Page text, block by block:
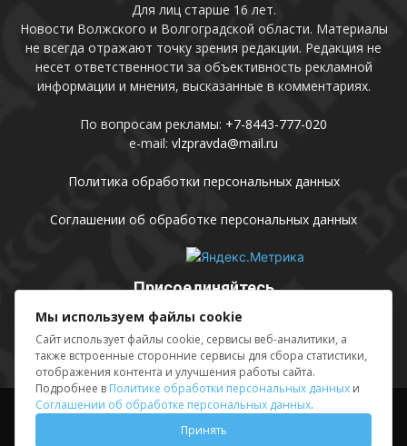
Для лиц старше 16 лет.
Новости Волжского и Волгоградской области. Материалы
не всегда отражают точку зрения редакции. Редакция не
несет ответственности за объективность рекламной
информации и мнения, высказанные в комментариях.
По вопросам рекламы: +7-8443-777-020
e-mail: vlzpravda@mail.ru
Политика обработки персональных данных
Соглашении об обработке персональных данных
Присоединяйтесь
Выходные данные Sing in
© АМУ «Редакция газеты «Волжская правда», 2012-2026
Мы используем файлы cookie
Сайт использует файлы cookie, сервисы веб-аналитики, а
также встроенные сторонние сервисы для сбора статистики,
отображения контента и улучшения работы сайта.
Подробнее в Политике обработки персональных данных и
Соглашении об обработке персональных данных.
Принять